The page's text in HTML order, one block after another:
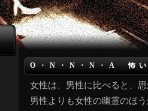
O・N・N・N・A 怖
女性は、男性に比べると、
男性よりも女性の幽霊のほ